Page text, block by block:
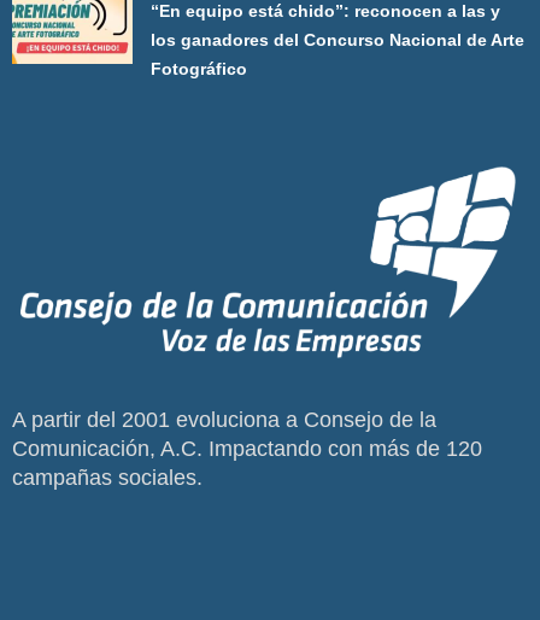
“En equipo está chido”: reconocen a las y
los ganadores del Concurso Nacional de Arte
Fotográfico
A partir del 2001 evoluciona a Consejo de la
Comunicación, A.C. Impactando con más de 120
campañas sociales.